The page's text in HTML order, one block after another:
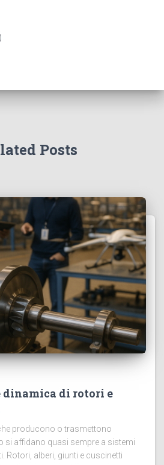
Posts
dinamica di rotori e
producono o trasmettono
si affidano quasi sempre a sistemi
Rotori, alberi, giunti e cuscinetti